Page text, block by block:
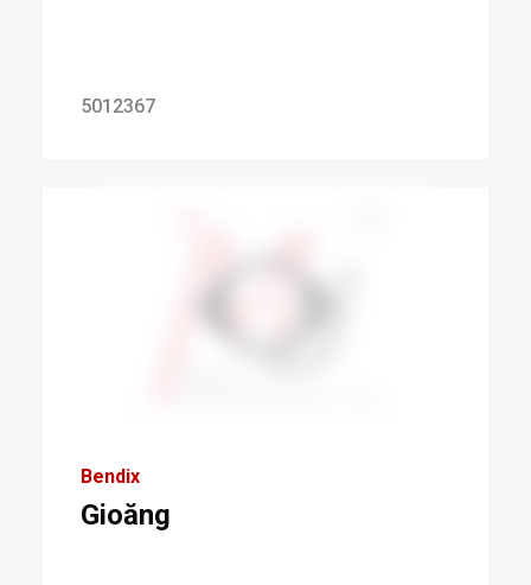
5012367
Bendix
Gioăng